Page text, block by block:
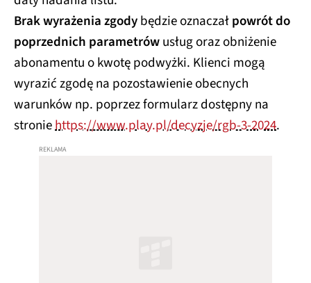
Brak wyrażenia zgodybędzie oznaczałpowrót do
poprzednich parametrówusług oraz obniżenie
abonamentu o kwotę podwyżki. Klienci mogą
wyrazić zgodę na pozostawienie obecnych
warunków np. poprzez formularz dostępny na
stroniehttps://www.play.pl/decyzje/rgb-3-2024.